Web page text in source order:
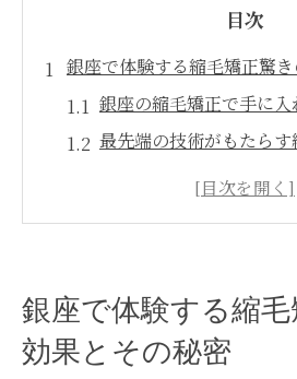
目次
銀座で体験する縮毛矯正驚
銀座の縮毛矯正で手に
最先端の技術がもたら
縮毛矯正後のケアが決め
縮毛矯正の効果を最大
ーチ
銀座で体験する縮
効果とその秘密